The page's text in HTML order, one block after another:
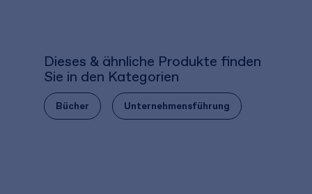
Dieses & ähnliche Produkte finden
Sie in den Kategorien
Bücher Unternehmensführung